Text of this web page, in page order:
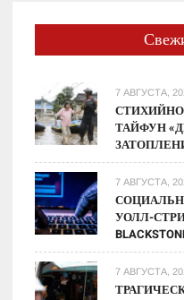
Сатурн
—
нас
ждет
7 АВГУСТА,
ТАЙФУН
7 АВГУСТА,
УОЛЛ-
7 АВГУСТА,